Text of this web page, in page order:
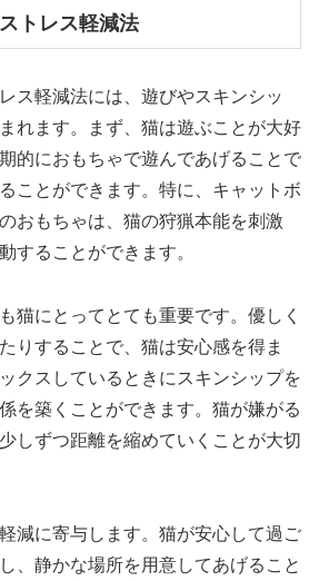
トレス軽減法
ス軽減法には、遊びやスキンシッ
れます。まず、猫は遊ぶことが大好
的におもちゃで遊んであげることで
ことができます。特に、キャットボ
おもちゃは、猫の狩猟本能を刺激
することができます。
猫にとってとても重要です。優しく
りすることで、猫は安心感を得ま
クスしているときにスキンシップを
を築くことができます。猫が嫌がる
しずつ距離を縮めていくことが大切
減に寄与します。猫が安心して過ご
、静かな場所を用意してあげること